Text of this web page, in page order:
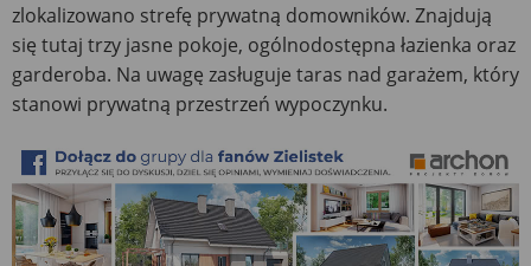
zlokalizowano strefę prywatną domowników. Znajdują
się tutaj trzy jasne pokoje, ogólnodostępna łazienka oraz
garderoba. Na uwagę zasługuje taras nad garażem, który
stanowi prywatną przestrzeń wypoczynku.